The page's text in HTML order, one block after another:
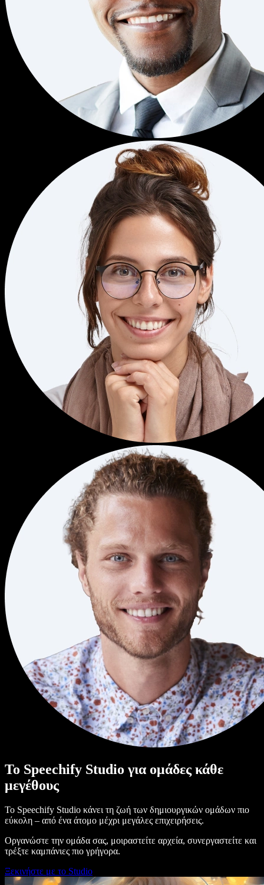
Το Speechify Studio για ομάδες κάθε
μεγέθους
Το Speechify Studio κάνει τη ζωή των δημιουργικών ομάδων πιο
εύκολη – από ένα άτομο μέχρι μεγάλες επιχειρήσεις.
Οργανώστε την ομάδα σας, μοιραστείτε αρχεία, συνεργαστείτε και
τρέξτε καμπάνιες πιο γρήγορα.
Ξεκινήστε με το Studio